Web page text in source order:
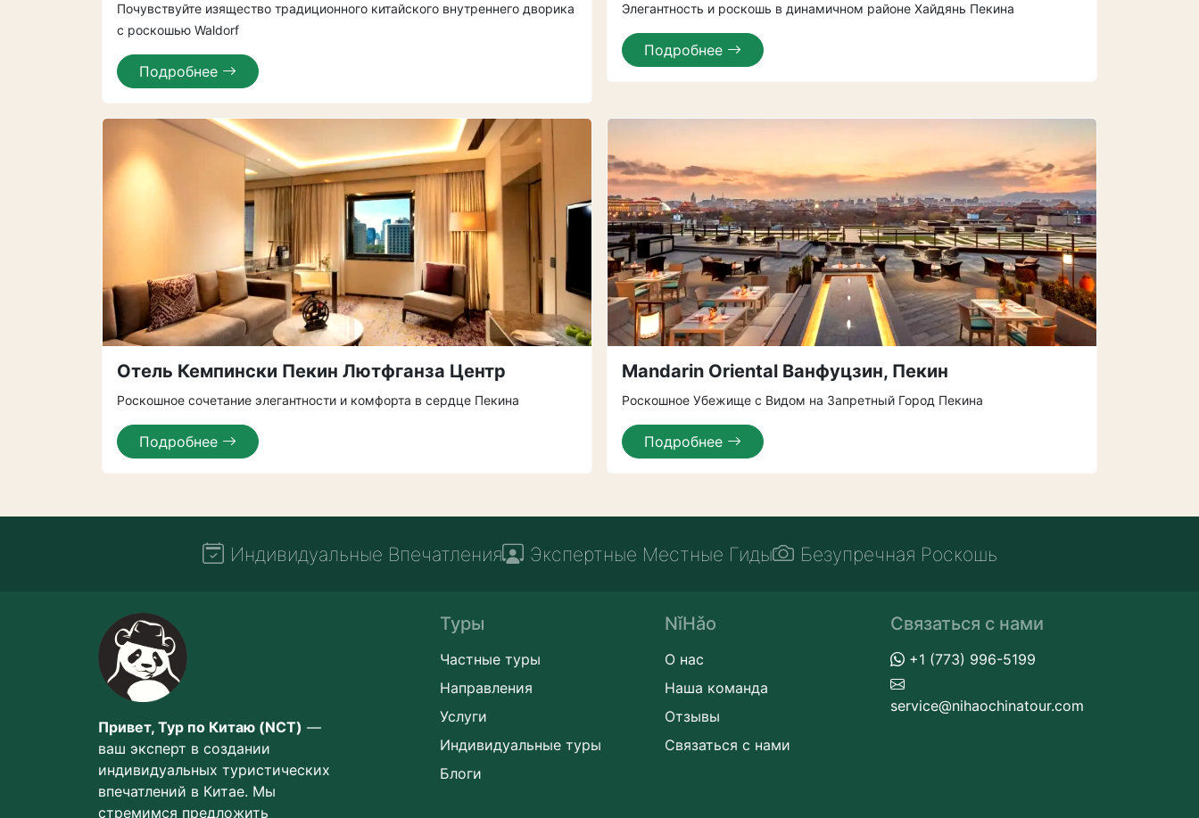
Почувствуйте изящество традиционного китайского внутреннего дворика
с роскошью Waldorf
Подробнее
Элегантность и роскошь в динамичном районе Хайдянь Пекина
Подробнее
Отель Кемпински Пекин Лютфганза Центр
Роскошное сочетание элегантности и комфорта в сердце Пекина
Подробнее
Mandarin Oriental Ванфуцзин, Пекин
Роскошное Убежище с Видом на Запретный Город Пекина
Подробнее
Индивидуальные Впечатления Экспертные Местные Гиды Безупречная Роскошь
Привет, Тур по Китаю (NCT) —
ваш эксперт в создании
индивидуальных туристических
впечатлений в Китае. Мы
стремимся предложить
Туры
Частные туры
Направления
Услуги
Индивидуальные туры
Блоги
NǐHǎo
О нас
Наша команда
Отзывы
Связаться с нами
Связаться с нами
+1 (773) 996-5199
service@nihaochinatour.com